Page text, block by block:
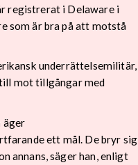
registrerat i Delaware i
som är bra på att motstå
underrättelsemilitär,
mot tillgångar med
äger
ett mål. De bryr sig
annans, säger han, enligt